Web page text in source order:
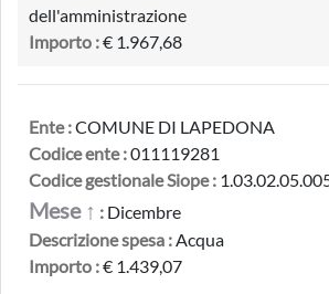
dell'amministrazione
Importo :€ 1.967,68
Ente :COMUNE DI LAPEDONA
Codice ente :011119281
Codice gestionale Siope :
Mese ↑ : Dicembre
Descrizione spesa :Acqua
Importo :€ 1.439,07